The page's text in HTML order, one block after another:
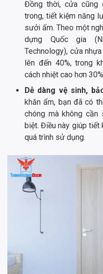
Đồng thời, cửa cũng
trong, tiết kiệm năng
sưởi ấm. Theo một
dựng Quốc gia
Technology), cửa
lên đến 40%, trong
cách nhiệt cao hơn
Dễ dàng vệ sinh,
khăn ẩm, bạn đã có
chóng mà không
biệt. Điều này giúp tiết
quá trình sử dụng.